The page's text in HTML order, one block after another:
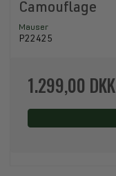
Camouflage
Mauser
P22425
1.299,00 DKK